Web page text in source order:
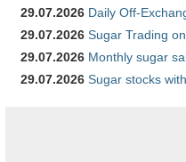
29.07.2026 Daily Off-
29.07.2026 Sugar Trading
29.07.2026 Monthly sugar
29.07.2026 Sugar stocks